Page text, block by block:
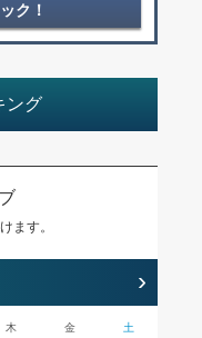
ク！
ング
ます。
›
木 金 土